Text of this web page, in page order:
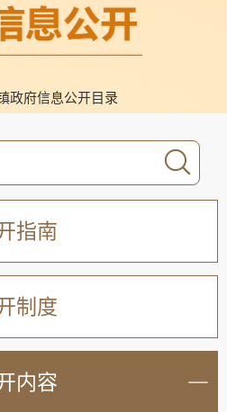
政府信息公开目录
指南
制度
内容